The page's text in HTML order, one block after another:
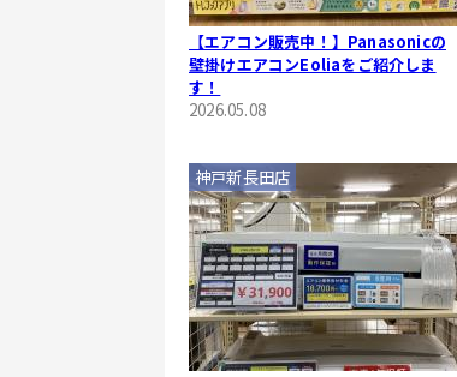
【エアコン販売中！】Panasonicの
壁掛けエアコンEoliaをご紹介しま
す！
2026.05.08
神戸新長田店